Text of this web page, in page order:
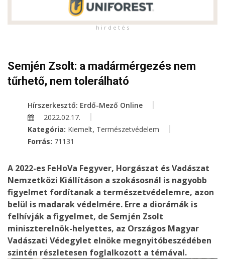
h i r d e t é s
Semjén Zsolt: a madármérgezés nem
tűrhető, nem tolerálható
Hírszerkesztő: Erdő-Mező Online
2022.02.17.
Kategória: Kiemelt, Természetvédelem
Forrás: 71131
A 2022-es FeHoVa Fegyver, Horgászat és Vadászat
Nemzetközi Kiállításon a szokásosnál is nagyobb
figyelmet fordítanak a természetvédelemre, azon
belül is madarak védelmére. Erre a diorámák is
felhívják a figyelmet, de Semjén Zsolt
miniszterelnök-helyettes, az Országos Magyar
Vadászati Védegylet elnöke megnyitóbeszédében
szintén részletesen foglalkozott a témával.